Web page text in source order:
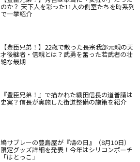
のか？ 天下人を彩った11人の側室たちを時系列
で一挙紹介
【豊臣兄弟！】22歳で散った長宗我部元親の天
才後継者・信親とは？武勇を奮った若武者の壮
絶な最期
『豊臣兄弟！』で描かれた織田信長の道普請は
史実？信長が実施した街道整備の施策を紹介
鳩サブレーの豊島屋が『鳩の日』（8月10日）
限定グッズ詳細を発表！今年はシリコンポーチ
「はとっこ」